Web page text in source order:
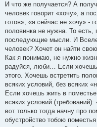
И что же получается? А
человек говорит «хочу», а
готов», «я сейчас не хочу» -
половинка не нужна. То
последующие мысли. И
человек? Хочет он найти
Как я понимаю, не нужно
радуйся, люби… Если хочешь
этого. Хочешь встретить
всяких условий, без всяких
Если хочешь жить в
всяких условий
вот только тогда начну про
обустройство тобою